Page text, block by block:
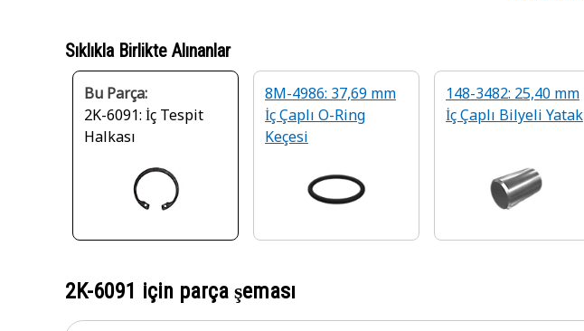
Sıklıkla Birlikte Alınanlar
Bu Parça:
2K-6091: İç Tespit
Halkası
8M-4986: 37,69 mm
İç Çaplı O-Ring
Keçesi
148-3482: 25,40 mm
İç Çaplı Bilyeli Yatak
2K-6091 için parça şeması